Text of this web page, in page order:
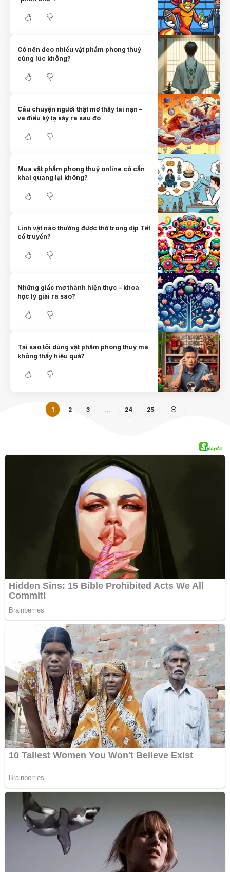
Có nên đeo nhiều vật phẩm phong thuỷ
cùng lúc không?
Câu chuyện người thật mơ thấy tai nạn –
và điều kỳ lạ xảy ra sau đó
Mua vật phẩm phong thuỷ online có cần
khai quang lại không?
Linh vật nào thường được thờ trong dịp Tết
cổ truyền?
Những giấc mơ thành hiện thực – khoa
học lý giải ra sao?
Tại sao tôi dùng vật phẩm phong thuỷ mà
không thấy hiệu quả?
1 2 3 24 25